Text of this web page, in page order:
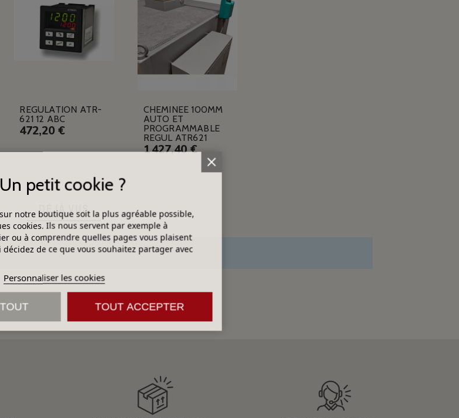
REGULATION ATR-
621 12 ABC
472,20 €
CHEMINEE 100MM
AUTO ET
PROGRAMMABLE
REGUL ATR621
1 427,40 €
DÉJÀ VUS
Un petit cookie ?
notre boutique soit la plus agréable possible,
cookies. Ils nous servent par exemple à
ou à comprendre quelles pages vous plaisent
décidez de ce que vous souhaitez partager avec
Personnaliser les cookies
TOUT ACCEPTER